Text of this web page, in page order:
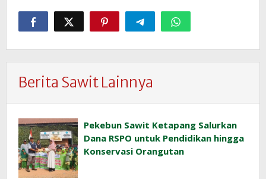
Berita Sawit Lainnya
Pekebun Sawit Ketapang Salurkan
Dana RSPO untuk Pendidikan hingga
Konservasi Orangutan